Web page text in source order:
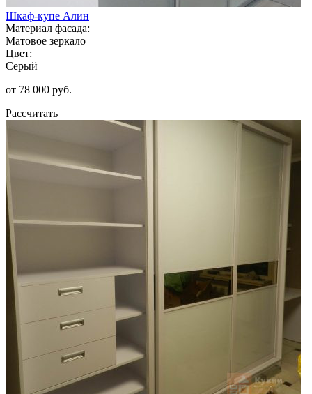
Шкаф-купе Алин
Материал фасада:
Матовое зеркало
Цвет:
Серый
от 78 000 руб.
Рассчитать